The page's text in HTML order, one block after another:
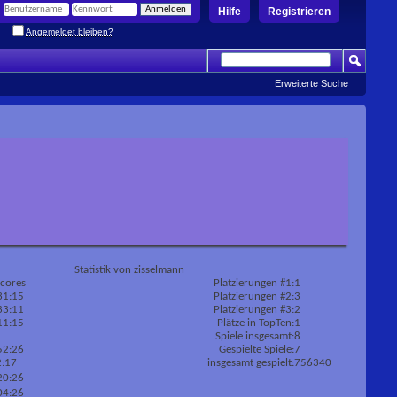
Registrieren
Hilfe
Angemeldet bleiben?
Erweiterte Suche
Statistik von zisselmann
Platzierungen #1:1
Platzierungen #2:3
Platzierungen #3:2
Plätze in TopTen:1
Spiele insgesamt:8
Gespielte Spiele:7
insgesamt gespielt:756340